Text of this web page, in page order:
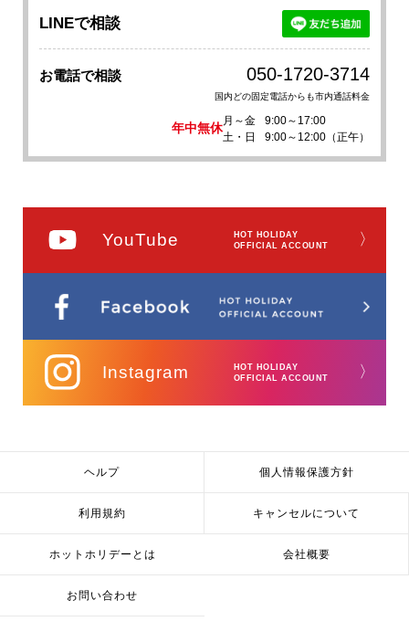
LINEで相談
お電話で相談 050-1720-3714
国内どの固定電話からも市内通話料金
年中無休
月～金
9:00～17:00
土・日
9:00～12:00（正午）
YouTube
HOT HOLIDAY
OFFICIAL ACCOUNT
〉
Instagram
HOT HOLIDAY
OFFICIAL ACCOUNT
〉
ヘルプ 個人情報保護方針
利用規約 キャンセルについて
ホットホリデーとは 会社概要
お問い合わせ